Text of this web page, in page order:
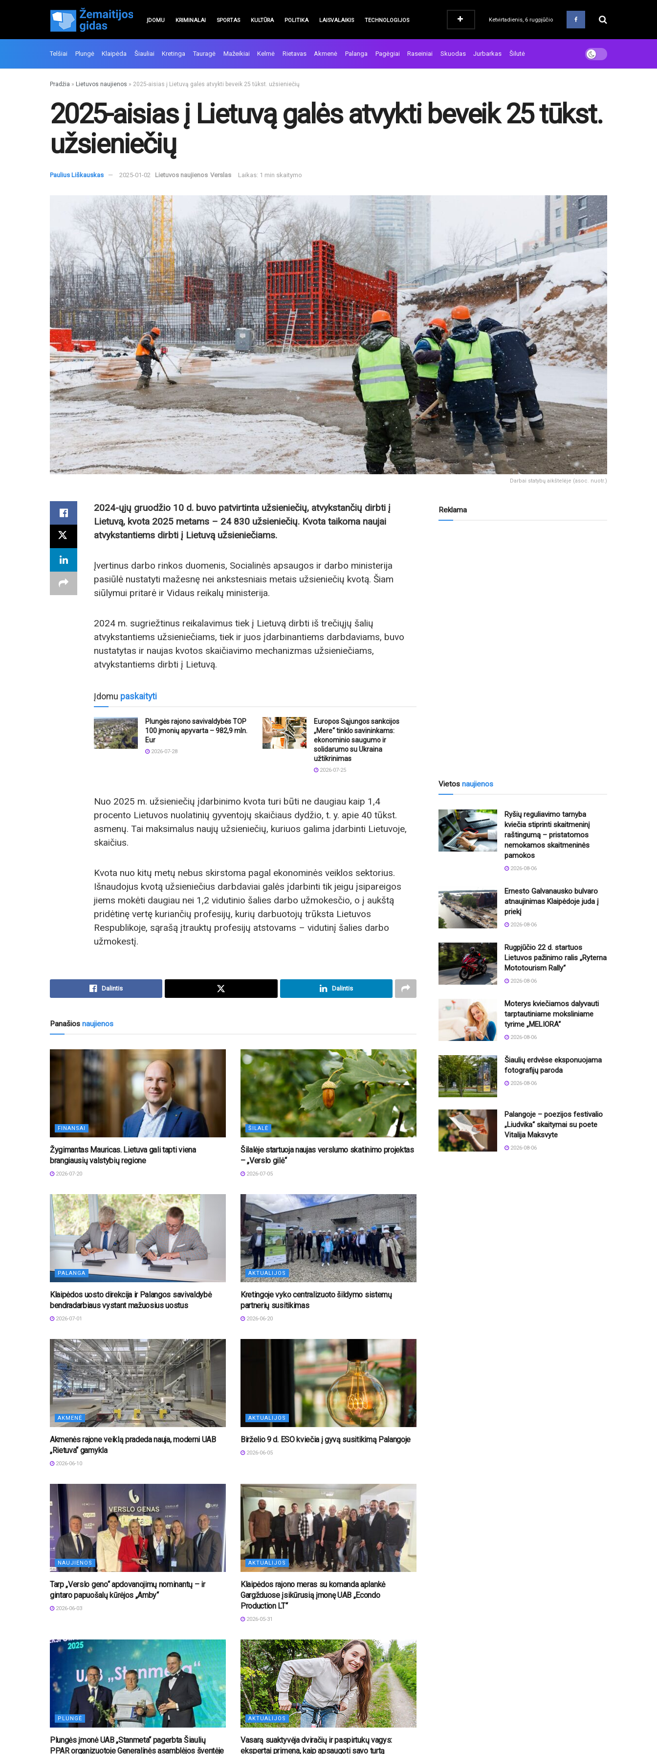
ĮDOMU KRIMINALAI SPORTAS KULTŪRA POLITIKA LAISVALAIKIS TECHNOLOGIJOS Ketvirtadienis, 6 rugpjūčio
Telšiai Plungė Klaipėda Šiauliai Kretinga Tauragė Mažeikiai Kelmė Rietavas Akmenė Palanga Pagėgiai Raseiniai Skuodas Jurbarkas Šilutė
Pradžia » Lietuvos naujienos » 2025-aisias į Lietuvą galės atvykti beveik 25 tūkst. užsieniečių
2025-aisias į Lietuvą galės atvykti beveik 25 tūkst.
užsieniečių
Paulius Liškauskas 2025-01-02 Lietuvos naujienos Verslas Laikas: 1 min skaitymo
Darbai statybų aikštelėje (asoc. nuotr.)
2024-ųjų gruodžio 10 d. buvo patvirtinta užsieniečių, atvykstančių dirbti į
Lietuvą, kvota 2025 metams – 24 830 užsieniečių. Kvota taikoma naujai
atvykstantiems dirbti į Lietuvą užsieniečiams.
Įvertinus darbo rinkos duomenis, Socialinės apsaugos ir darbo ministerija
pasiūlė nustatyti mažesnę nei ankstesniais metais užsieniečių kvotą. Šiam
siūlymui pritarė ir Vidaus reikalų ministerija.
2024 m. sugriežtinus reikalavimus tiek į Lietuvą dirbti iš trečiųjų šalių
atvykstantiems užsieniečiams, tiek ir juos įdarbinantiems darbdaviams, buvo
nustatytas ir naujas kvotos skaičiavimo mechanizmas užsieniečiams,
atvykstantiems dirbti į Lietuvą.
Įdomu paskaityti
Plungės rajono savivaldybės TOP
100 įmonių apyvarta – 982,9 mln.
Eur
2026-07-28
Europos Sąjungos sankcijos
„Mere“ tinklo savininkams:
ekonominio saugumo ir
solidarumo su Ukraina
užtikrinimas
2026-07-25
Nuo 2025 m. užsieniečių įdarbinimo kvota turi būti ne daugiau kaip 1,4
procento Lietuvos nuolatinių gyventojų skaičiaus dydžio, t. y. apie 40 tūkst.
asmenų. Tai maksimalus naujų užsieniečių, kuriuos galima įdarbinti Lietuvoje,
skaičius.
Kvota nuo kitų metų nebus skirstoma pagal ekonominės veiklos sektorius.
Išnaudojus kvotą užsieniečius darbdaviai galės įdarbinti tik jeigu įsipareigos
jiems mokėti daugiau nei 1,2 vidutinio šalies darbo užmokesčio, o į aukštą
pridėtinę vertę kuriančių profesijų, kurių darbuotojų trūksta Lietuvos
Respublikoje, sąrašą įtrauktų profesijų atstovams – vidutinį šalies darbo
užmokestį.
Dalintis Dalintis
Panašios naujienos
FINANSAI
Žygimantas Mauricas. Lietuva gali tapti viena
brangiausių valstybių regione
2026-07-20
ŠILALĖ
Šilalėje startuoja naujas verslumo skatinimo projektas
– „Verslo gilė“
2026-07-05
PALANGA
Klaipėdos uosto direkcija ir Palangos savivaldybė
bendradarbiaus vystant mažuosius uostus
2026-07-01
AKTUALIJOS
Kretingoje vyko centralizuoto šildymo sistemų
partnerių susitikimas
2026-06-20
AKMENĖ
Akmenės rajone veiklą pradeda nauja, moderni UAB
„Rietuva“ gamykla
2026-06-10
AKTUALIJOS
Birželio 9 d. ESO kviečia į gyvą susitikimą Palangoje
2026-06-05
NAUJIENOS
Tarp „Verslo geno“ apdovanojimų nominantų – ir
gintaro papuošalų kūrėjos „Amby“
2026-06-03
AKTUALIJOS
Klaipėdos rajono meras su komanda aplankė
Gargžduose įsikūrusią įmonę UAB „Econdo
Production LT“
2026-05-31
PLUNGĖ
Plungės įmonė UAB „Stanmeta“ pagerbta Šiaulių
PPAR organizuotoje Generalinės asamblėjos šventėje
AKTUALIJOS
Vasarą suaktyvėja dviračių ir paspirtukų vagys:
ekspertai primena, kaip apsaugoti savo turtą
Reklama
Vietos naujienos
Ryšių reguliavimo tarnyba
kviečia stiprinti skaitmeninį
raštingumą – pristatomos
nemokamos skaitmeninės
pamokos
2026-08-06
Ernesto Galvanausko bulvaro
atnaujinimas Klaipėdoje juda į
priekį
2026-08-06
Rugpjūčio 22 d. startuos
Lietuvos pažinimo ralis „Ryterna
Mototourism Rally“
2026-08-06
Moterys kviečiamos dalyvauti
tarptautiniame moksliniame
tyrime „MELIORA“
2026-08-06
Šiaulių erdvėse eksponuojama
fotografijų paroda
2026-08-06
Palangoje – poezijos festivalio
„Liudvika“ skaitymai su poete
Vitalija Maksvyte
2026-08-06